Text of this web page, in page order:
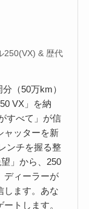
250(VX) & 歴代
（50万km）
VX」を納
すべて」が信
ャッターを新
ンチを握る整
」から、250
ディーラーが
します。あな
トします。